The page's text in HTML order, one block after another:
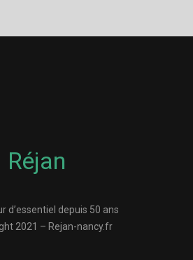
Réjan
d’essentiel depuis 50 ans
2021 – Rejan-nancy.fr